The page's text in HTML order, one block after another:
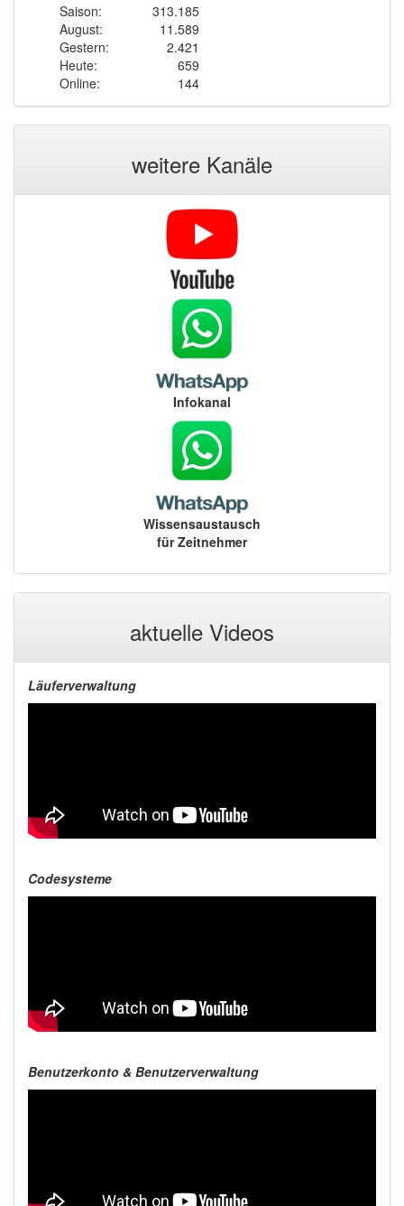
Saison:
313.185
August:
11.589
Gestern:
2.421
Heute:
659
Online:
144
weitere Kanäle
Infokanal
Wissensaustausch
für Zeitnehmer
aktuelle Videos
Läuferverwaltung
Codesysteme
Benutzerkonto & Benutzerverwaltung